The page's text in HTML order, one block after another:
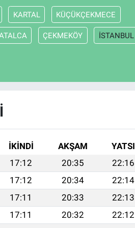
KARTAL KÜÇÜKÇEKMECE
ÇEKMEKÖY İSTANBUL
İKINDI AKŞAM
YATSI
17:12
20:35
22:16
17:12
20:34
22:14
17:11
20:33
22:13
17:11
20:32
22:12